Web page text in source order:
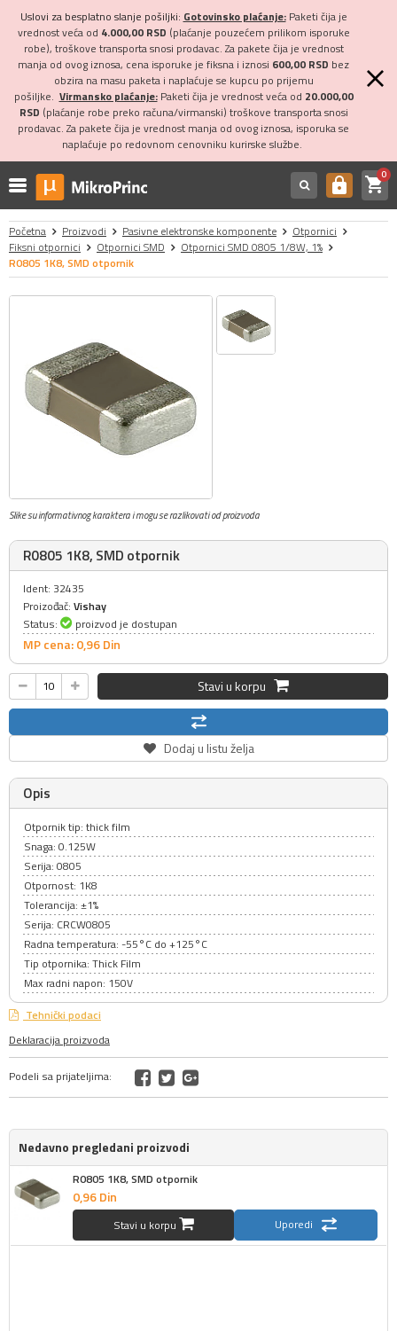
Uslovi za besplatno slanje pošiljki: Gotovinsko plaćanje:Paketi čija je
vrednost veća od 4.000,00 RSD (plaćanje pouzećem prilikom isporuke
robe), troškove transporta snosi prodavac. Za pakete čija je vrednost
manja od ovog iznosa, cena isporuke je fiksna i iznosi 600,00 RSD bez
obzira na masu paketa i naplaćuje se kupcu po prijemu
pošiljke. Virmansko plaćanje:Paketi čija je vrednost veća od 20.000,00
RSD (plaćanje robe preko računa/virmanski) troškove transporta snosi
prodavac. Za pakete čija je vrednost manja od ovog iznosa, isporuka se
naplaćuje po redovnom cenovniku kurirske službe.
https shopping_cart0
Početna Proizvodi Pasivne elektronske komponente
Otpornici
Fiksni otpornici
Otpornici SMD
Otpornici SMD 0805 1/8W, 1%
R0805 1K8, SMD otpornik
Slike su informativnog karaktera i mogu se razlikovati od proizvoda
R0805 1K8, SMD otpornik
Ident: 32435
Proizođač: Vishay
Status:
proizvod je dostupan
MP cena: 0,96Din
Stavi u korpu
Dodaj u listu želja
Opis
Otpornik tip: thick film
Snaga: 0.125W
Serija: 0805
Otpornost: 1K8
Tolerancija: ±1%
Serija: CRCW0805
Radna temperatura: -55°C do +125°C
Tip otpornika: Thick Film
Max radni napon: 150V
Tehnički podaci
Deklaracija proizvoda
Podeli sa prijateljima:
Nedavno pregledani proizvodi
R0805 1K8, SMD otpornik
0,96Din
Stavi u korpu Uporedi